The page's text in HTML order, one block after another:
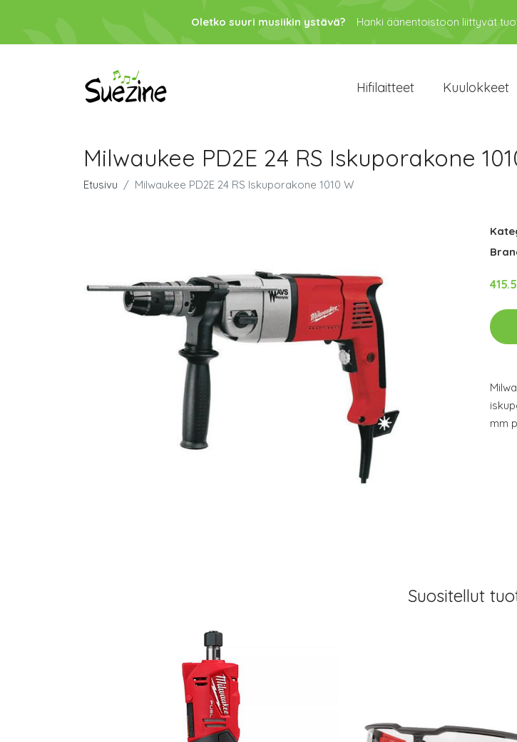
Oletko suuri musiikin ystävä? Hanki äänentoistoon liittyvät
Hifilaitteet Kuulokkeet
Milwaukee PD2E 24 RS Iskuporakone
Etusivu Milwaukee PD2E 24 RS Iskuporakone 1010 W
mm
Suositellut